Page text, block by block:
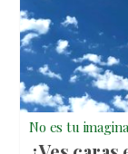
No es tu